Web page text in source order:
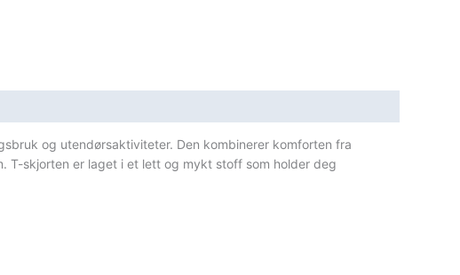
og utendørsaktiviteter. Den kombinerer komforten fra
T-skjorten er laget i et lett og mykt stoff som holder deg